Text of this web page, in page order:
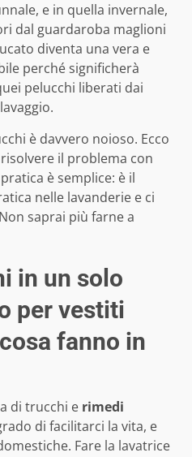
e in quella invernale,
dal guardaroba maglioni
diventa una vera e
perché significherà
pelucchi liberati dai
è davvero noioso. Ecco
il problema con
è semplice: è il
nelle lavanderie e ci
saprai più farne a
in un solo
per vestiti
fanno in
di trucchi e rimedi
di facilitarci la vita, e
Fare la lavatrice